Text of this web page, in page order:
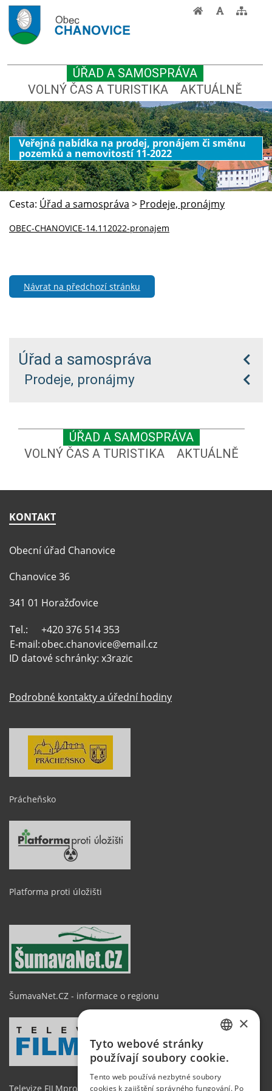
ÚŘAD A SAMOSPRÁVA
VOLNÝ ČAS A TURISTIKA
AKTUÁLNĚ
Veřejná nabídka na prodej, pronájem či směnu
pozemků a nemovitostí 11-2022
Cesta: Úřad a samospráva > Prodeje, pronájmy
OBEC-CHANOVICE-14.112022-pronajem
Návrat na předchozí stránku
Úřad a samospráva
Prodeje, pronájmy
ÚŘAD A SAMOSPRÁVA
VOLNÝ ČAS A TURISTIKA
AKTUÁLNĚ
KONTAKT
Obecní úřad Chanovice
Chanovice 36
341 01 Horažďovice
Tel.:
+420 376 514 353
E-mail:obec.chanovice@email.cz
ID datové schránky: x3razic
Podrobné kontakty a úřední hodiny
Prácheňsko
Platforma proti úložišti
ŠumavaNet.CZ - informace o regionu
Televize FILMpro ENGLISH
×
Tyto webové stránky
používají soubory cookie.
Tento web používá nezbytné soubory
cookies k zajištění správného fungování. Po